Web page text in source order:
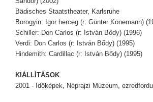
Bädisches Staatstheater, Karlsruhe
Borogyin: Igor herceg (r: Günter Könemann)
Schiller: Don Carlos (r: István Bődy) (1996)
Verdi: Don Carlos (r: István Bődy) (1995)
Hindemith: Cardillac (r: István Bődy) (1995)
KIÁLLÍTÁSOK
2001 - Időképek, Néprajzi Múzeum,